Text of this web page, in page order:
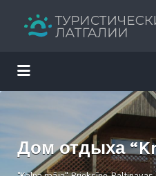
Путеводитель
Искать:
Дом отдыха